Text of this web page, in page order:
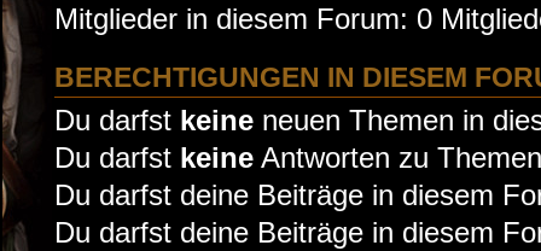
Mitglieder in diesem Forum: 0
BERECHTIGUNGEN IN DIESEM
Du darfst keine neuen Themen in
Du darfst keine Antworten zu
Du darfst deine Beiträge in diesem
Du darfst deine Beiträge in diesem